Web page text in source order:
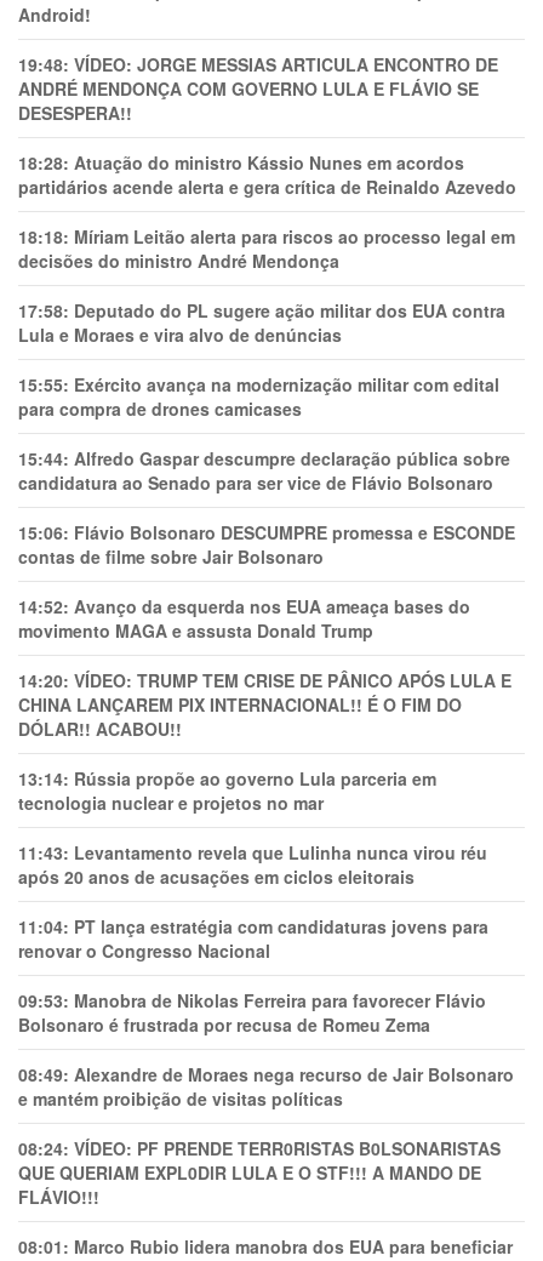
Android!
19:48: VÍDEO: JORGE MESSIAS ARTICULA ENCONTRO DE
ANDRÉ MENDONÇA COM GOVERNO LULA E FLÁVIO SE
DESESPERA!!
18:28: Atuação do ministro Kássio Nunes em acordos
partidários acende alerta e gera crítica de Reinaldo Azevedo
18:18: Míriam Leitão alerta para riscos ao processo legal em
decisões do ministro André Mendonça
17:58: Deputado do PL sugere ação militar dos EUA contra
Lula e Moraes e vira alvo de denúncias
15:55: Exército avança na modernização militar com edital
para compra de drones camicases
15:44: Alfredo Gaspar descumpre declaração pública sobre
candidatura ao Senado para ser vice de Flávio Bolsonaro
15:06: Flávio Bolsonaro DESCUMPRE promessa e ESCONDE
contas de filme sobre Jair Bolsonaro
14:52: Avanço da esquerda nos EUA ameaça bases do
movimento MAGA e assusta Donald Trump
14:20: VÍDEO: TRUMP TEM CRlSE DE PÂNlCO APÓS LULA E
CHINA LANÇAREM PIX INTERNACIONAL!! É O FIM DO
DÓLAR!! ACABOU!!
13:14: Rússia propõe ao governo Lula parceria em
tecnologia nuclear e projetos no mar
11:43: Levantamento revela que Lulinha nunca virou réu
após 20 anos de acusações em ciclos eleitorais
11:04: PT lança estratégia com candidaturas jovens para
renovar o Congresso Nacional
09:53: Manobra de Nikolas Ferreira para favorecer Flávio
Bolsonaro é frustrada por recusa de Romeu Zema
08:49: Alexandre de Moraes nega recurso de Jair Bolsonaro
e mantém proibição de visitas políticas
08:24: VÍDEO: PF PRENDE TERR0RlSTAS B0LSONARlSTAS
QUE QUERIAM EXPL0DlR LULA E O STF!!! A MANDO DE
FLÁVIO!!!
08:01: Marco Rubio lidera manobra dos EUA para beneficiar